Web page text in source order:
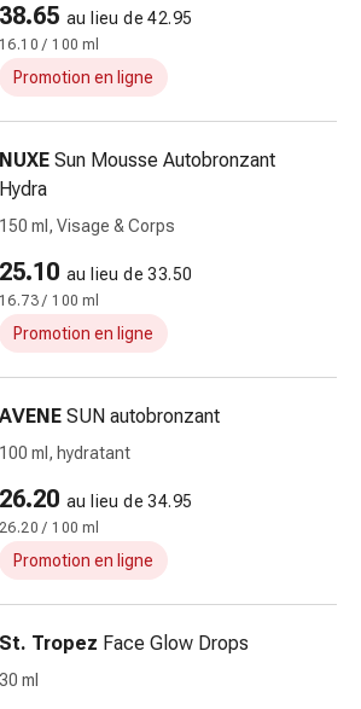
38.65 au lieu de 42.95
16.10 / 100 ml
Promotion en ligne
NUXE Sun Mousse Autobronzant
Hydra
150 ml, Visage & Corps
25.10 au lieu de 33.50
16.73 / 100 ml
Promotion en ligne
AVENE SUN autobronzant
100 ml, hydratant
26.20 au lieu de 34.95
26.20 / 100 ml
Promotion en ligne
St. Tropez Face Glow Drops
30 ml